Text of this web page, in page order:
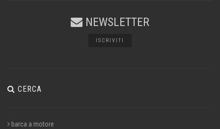
NEWSLETTER
ISCRIVITI
CERCA
barca a motore